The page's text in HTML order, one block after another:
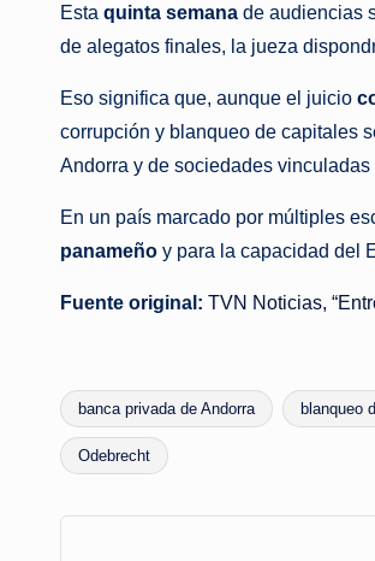
Esta quinta semana de audiencias
de alegatos finales, la jueza
Eso significa que, aunque el juicio
corrupción y blanqueo de capitales
Andorra y de sociedades vinculadas
En un país marcado por múltiples
panameño y para la capacidad del
Fuente original: TVN Noticias,
Tags:
banca privada de Andorra blanqueo
Odebrecht